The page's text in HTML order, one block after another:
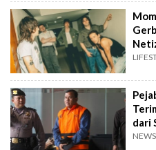
dari
NEWS